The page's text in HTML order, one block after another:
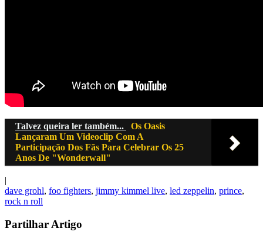
Talvez queira ler também...
Os Oasis
Lançaram Um Videoclip Com A
Participação Dos Fãs Para Celebrar Os 25
Anos De "Wonderwall"
|
dave grohl, foo fighters, jimmy kimmel live, led zeppelin, prince,
rock n roll
Partilhar Artigo